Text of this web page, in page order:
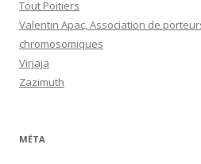
Tout Poitiers
Valentin Apac, Association de
chromosomiques
Virjaja
Zazimuth
MÉTA